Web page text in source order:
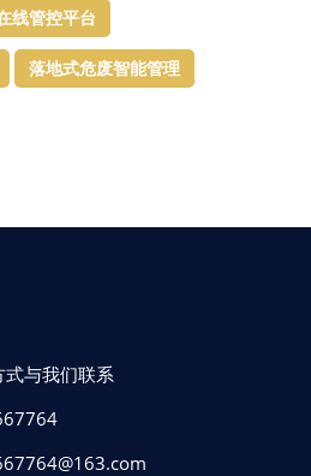
线管控平台
落地式危废智能管理
与我们联系